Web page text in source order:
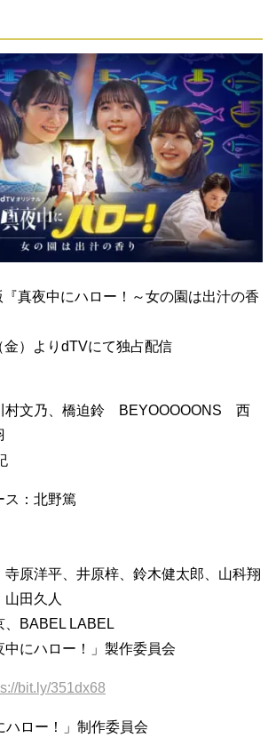
真夜中にハロー！～女の園は出汁の香
）よりdTVにて独占配信
村文乃、橋迫鈴 BEYOOOOONS 西
ス：北野篤
寺原洋平、井原梓、鈴木健太郎、山科翔
田久人
、BABEL LABEL
中にハロー！」製作委員会
bit.ly/351dx68
ロー！」制作委員会